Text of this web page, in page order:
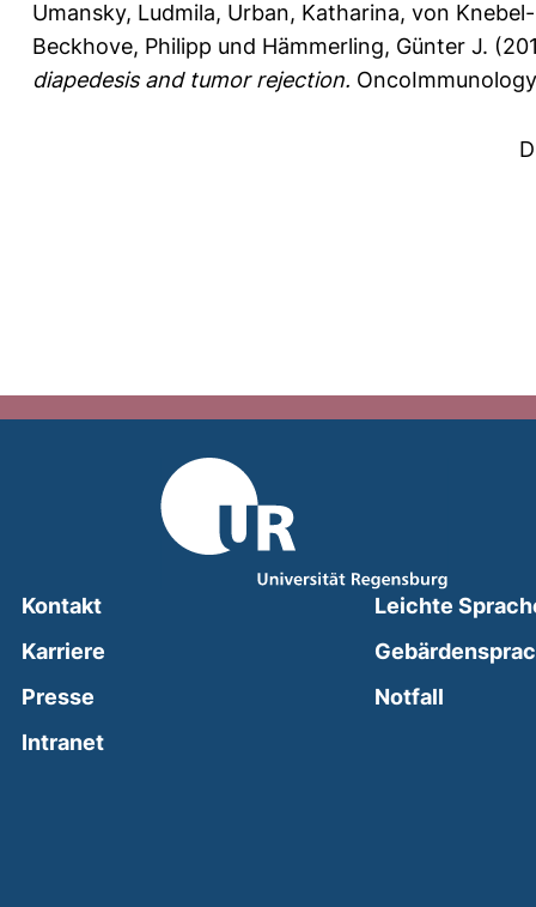
Umansky, Ludmila, Urban, Katharina, von
Beckhove, Philipp und Hämmerling, Günter J.
diapedesis and tumor rejection.
Kontakt
Karriere
Presse
Intranet(external link, opens in a new window)
Leichte
Notfall